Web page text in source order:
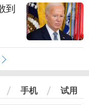
到
手机 试用